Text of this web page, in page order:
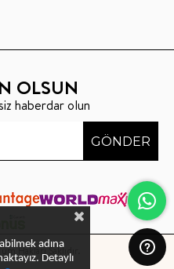
OLSUN
haberdar olun
GÖNDER
Hakları Saklıdır.
adına
Detaylı